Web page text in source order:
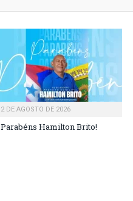
2 DE AGOSTO DE 2026
Parabéns Hamilton Brito!